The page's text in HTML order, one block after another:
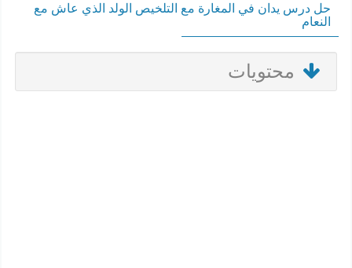
حل درس يدان في المغارة مع التلخيص الولد الذي عاش مع
النعام
محتويات